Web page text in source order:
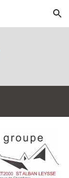
Skip to navigation